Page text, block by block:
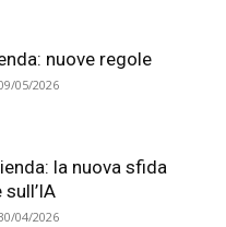
nuove regole
05/2026
la nuova sfida
04/2026